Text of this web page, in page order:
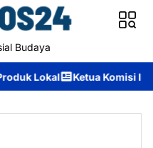
Budaya
Komisi II DPRD Murung